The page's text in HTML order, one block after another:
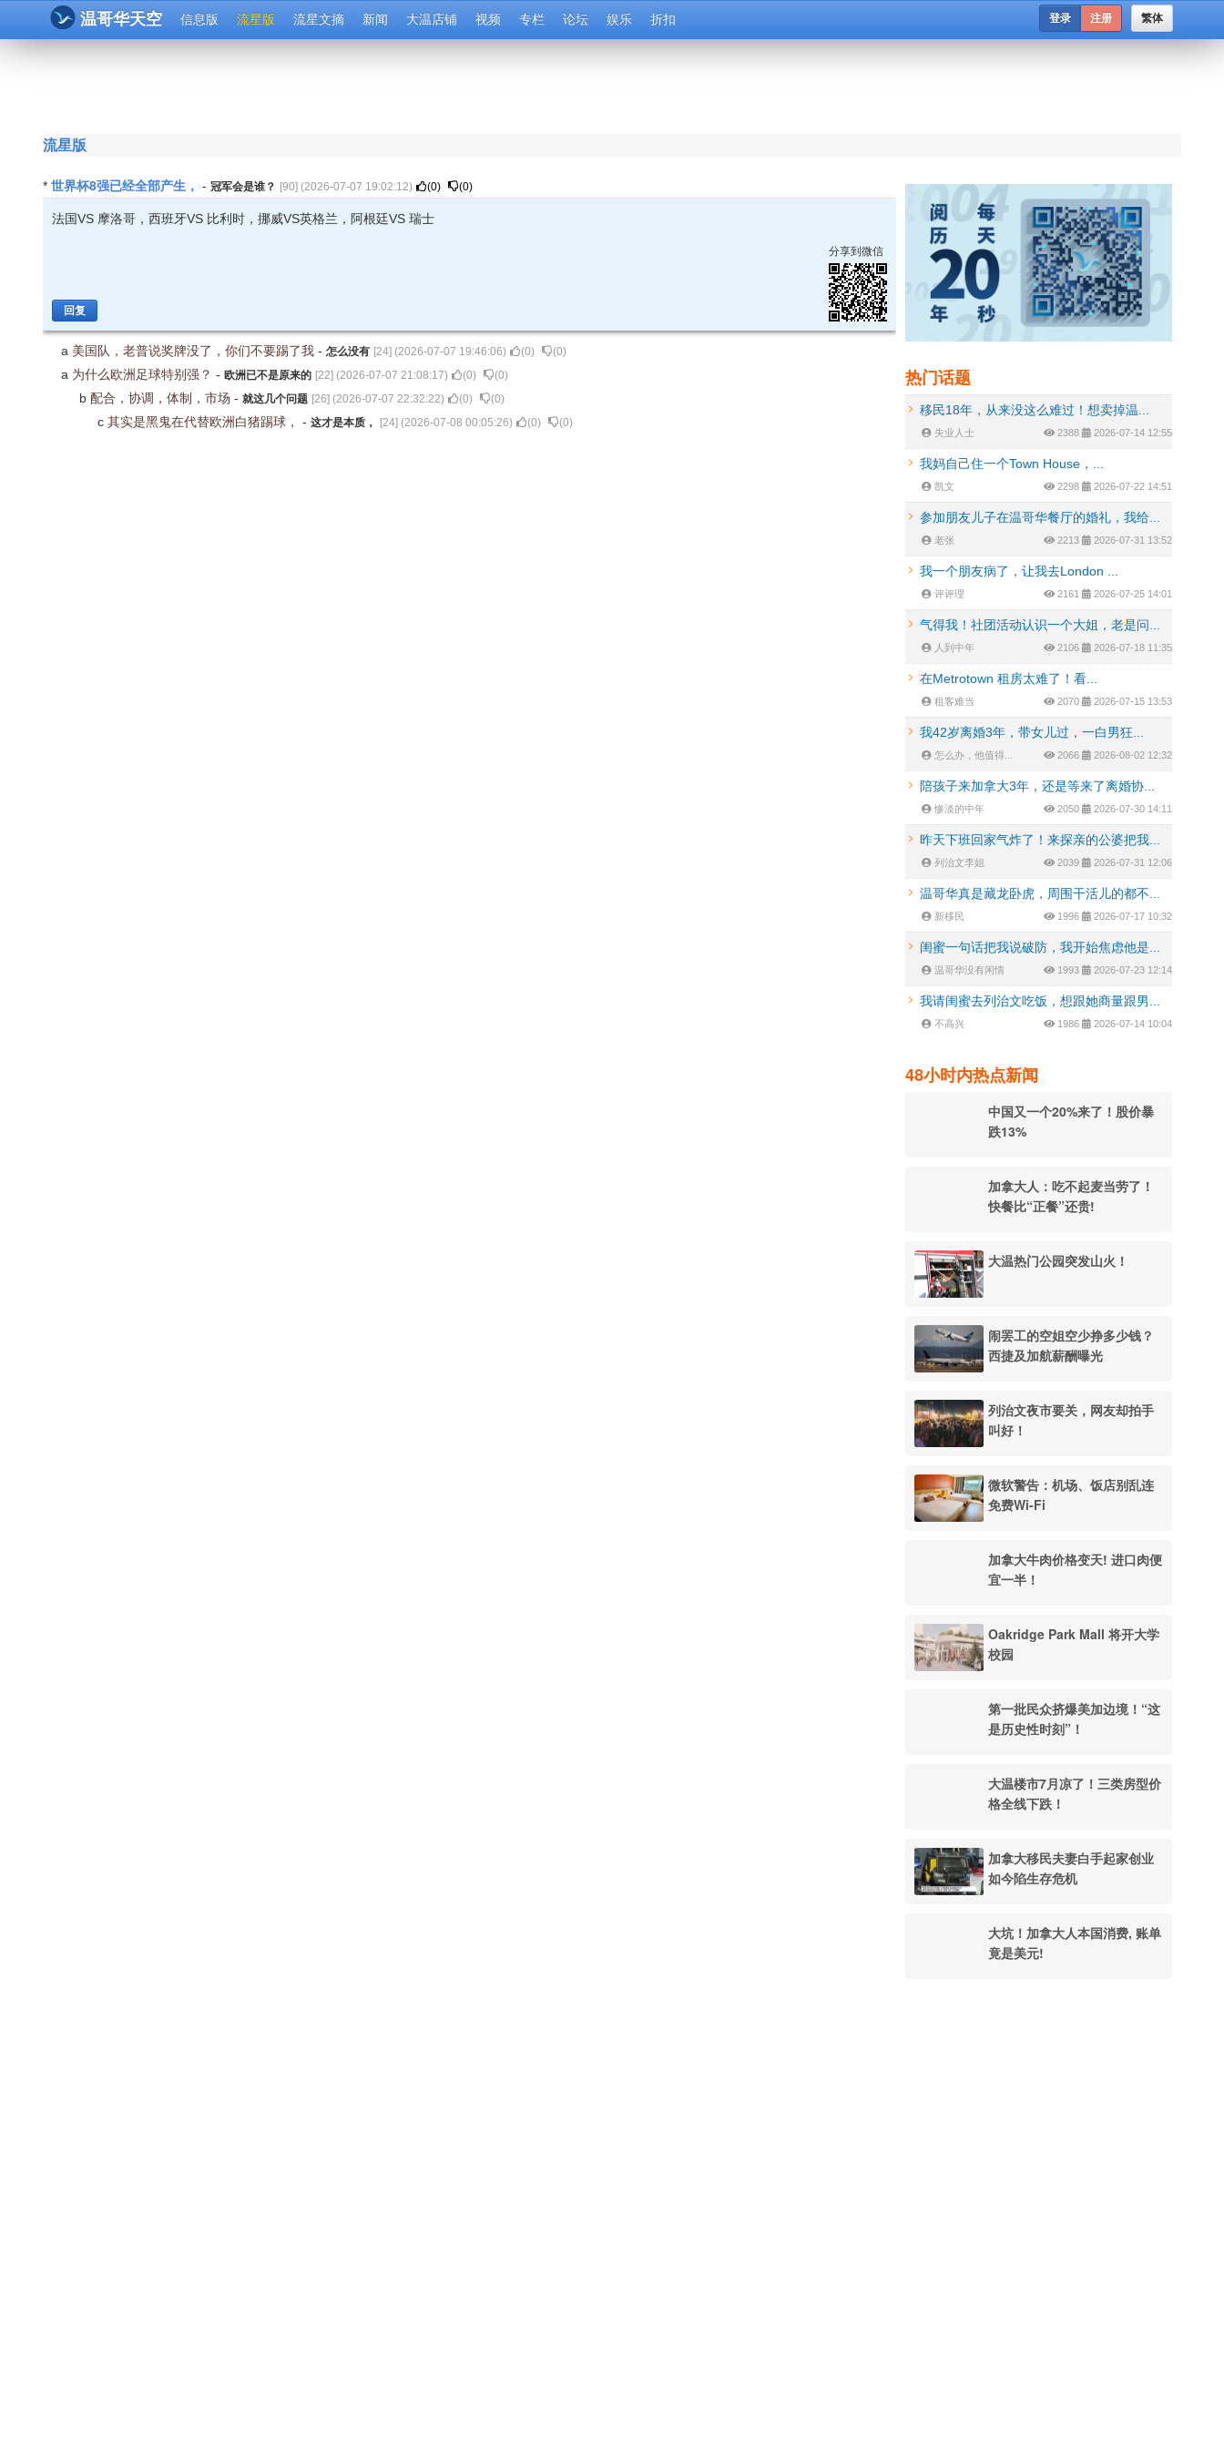
温哥华天空 信息版 流星版 流星文摘 新闻 大温店铺 视频 专栏 论坛 娱乐 折扣 繁体
登录 注册
流星版
* 世界杯8强已经全部产生， - 冠军会是谁？ [90] (2026-07-07 19:02:12) (0) (0)
法国VS 摩洛哥，西班牙VS 比利时，挪威VS英格兰，阿根廷VS 瑞士
回复
分享到微信
a 美国队，老普说奖牌没了，你们不要踢了我 - 怎么没有 [24] (2026-07-07 19:46:06) (0) (0)
a 为什么欧洲足球特别强？ - 欧洲已不是原来的 [22] (2026-07-07 21:08:17) (0) (0)
b 配合，协调，体制，市场 - 就这几个问题 [26] (2026-07-07 22:32:22) (0) (0)
c 其实是黑鬼在代替欧洲白猪踢球， - 这才是本质， [24] (2026-07-08 00:05:26) (0) (0)
热门话题
移民18年，从来没这么难过！想卖掉温...
失业人士 2388 2026-07-14 12:55
我妈自己住一个Town House，...
凯文 2298 2026-07-22 14:51
参加朋友儿子在温哥华餐厅的婚礼，我给...
老张 2213 2026-07-31 13:52
我一个朋友病了，让我去London ...
评评理 2161 2026-07-25 14:01
气得我！社团活动认识一个大姐，老是问...
人到中年 2106 2026-07-18 11:35
在Metrotown 租房太难了！看...
租客难当 2070 2026-07-15 13:53
我42岁离婚3年，带女儿过，一白男狂...
怎么办，他值得... 2066 2026-08-02 12:32
陪孩子来加拿大3年，还是等来了离婚协...
惨淡的中年 2050 2026-07-30 14:11
昨天下班回家气炸了！来探亲的公婆把我...
列治文李姐 2039 2026-07-31 12:06
温哥华真是藏龙卧虎，周围干活儿的都不...
新移民 1996 2026-07-17 10:32
闺蜜一句话把我说破防，我开始焦虑他是...
温哥华没有闲情 1993 2026-07-23 12:14
我请闺蜜去列治文吃饭，想跟她商量跟男...
不高兴 1986 2026-07-14 10:04
48小时内热点新闻
中国又一个20%来了！股价暴
跌13%
加拿大人：吃不起麦当劳了！
快餐比“正餐”还贵!
大温热门公园突发山火！
闹罢工的空姐空少挣多少钱？
西捷及加航薪酬曝光
列治文夜市要关，网友却拍手
叫好！
微软警告：机场、饭店别乱连
免费Wi-Fi
加拿大牛肉价格变天! 进口肉便
宜一半！
Oakridge Park Mall 将开大学
校园
第一批民众挤爆美加边境！“这
是历史性时刻”！
大温楼市7月凉了！三类房型价
格全线下跌！
加拿大移民夫妻白手起家创业
如今陷生存危机
大坑！加拿大人本国消费, 账单
竟是美元!